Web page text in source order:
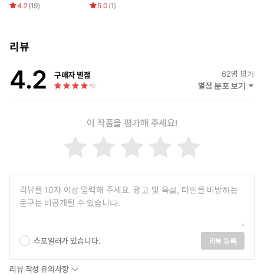
4.2(19) 5.0 (1)
리뷰
4.2 구매자 별점 62명 평가
별점 분포 보기
이 작품을 평가해 주세요!
스포일러가 있습니다. 리뷰 등록
리뷰 작성 유의사항